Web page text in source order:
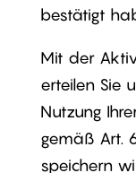
bestätigt
Mit der
erteilen Sie
Nutzung
gemäß Art.
speichern